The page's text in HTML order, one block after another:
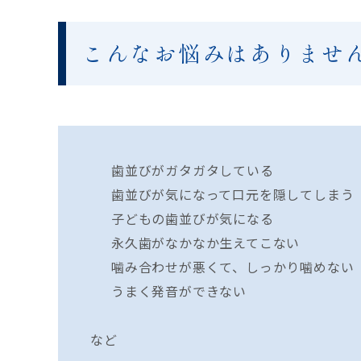
こんなお悩みはありませ
歯並びがガタガタしている
歯並びが気になって口元を隠してしまう
子どもの歯並びが気になる
永久歯がなかなか生えてこない
噛み合わせが悪くて、しっかり噛めない
うまく発音ができない
など